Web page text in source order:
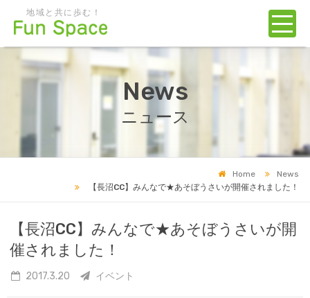
地域と共に歩む！
News
ニュース
Home
News
【長沼CC】みんなで★あそぼうさいが開催されました！
【長沼CC】みんなで★あそぼうさいが開
催されました！
2017.3.20 イベント